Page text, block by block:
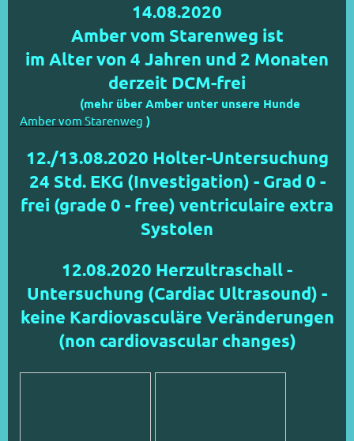
14.08.2020
Amber vom Starenweg ist
im Alter von 4 Jahren und 2 Monaten
derzeit DCM-frei
(mehr über Amber unter unsere Hunde
Amber vom Starenweg )
12./13.08.2020 Holter-Untersuchung
24 Std. EKG (Investigation) - Grad 0 -
frei (grade 0 - free) ventriculaire extra
Systolen
12.08.2020 Herzultraschall -
Untersuchung (Cardiac Ultrasound) -
keine Kardiovasculäre Veränderungen
(non cardiovascular changes)